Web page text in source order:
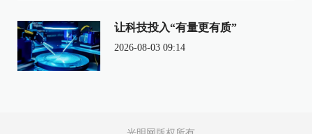
让科技投入“有量更有质”
2026-08-03 09:14